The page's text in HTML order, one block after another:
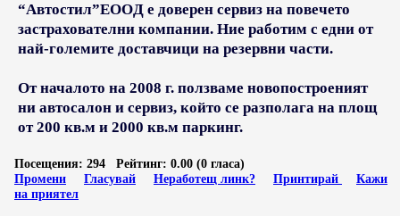
“Автостил”EOOД е доверен сервиз на повечето
застрахователни компании. Ние работим с едни от
най-големите доставчици на резервни части.
От началото на 2008 г. ползваме новопостроеният
ни автосалон и сервиз, който се разполага на площ
от 200 кв.м и 2000 кв.м паркинг.
Посещения: 294 Рейтинг: 0.00 (0 гласа)
Промени
Гласувай Неработещ линк? Принтирай
Кажи
на приятел